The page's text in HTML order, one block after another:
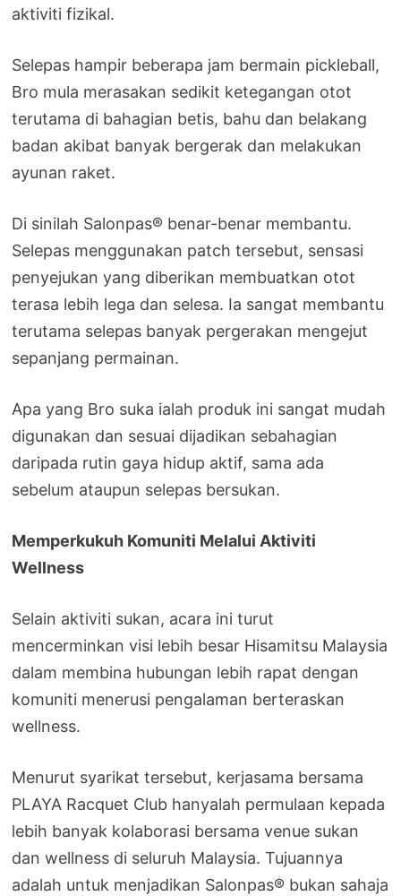
aktiviti fizikal.
Selepas hampir beberapa jam bermain pickleball,
Bro mula merasakan sedikit ketegangan otot
terutama di bahagian betis, bahu dan belakang
badan akibat banyak bergerak dan melakukan
ayunan raket.
Di sinilah Salonpas® benar-benar membantu.
Selepas menggunakan patch tersebut, sensasi
penyejukan yang diberikan membuatkan otot
terasa lebih lega dan selesa. Ia sangat membantu
terutama selepas banyak pergerakan mengejut
sepanjang permainan.
Apa yang Bro suka ialah produk ini sangat mudah
digunakan dan sesuai dijadikan sebahagian
daripada rutin gaya hidup aktif, sama ada
sebelum ataupun selepas bersukan.
Memperkukuh Komuniti Melalui Aktiviti
Wellness
Selain aktiviti sukan, acara ini turut
mencerminkan visi lebih besar Hisamitsu Malaysia
dalam membina hubungan lebih rapat dengan
komuniti menerusi pengalaman berteraskan
wellness.
Menurut syarikat tersebut, kerjasama bersama
PLAYA Racquet Club hanyalah permulaan kepada
lebih banyak kolaborasi bersama venue sukan
dan wellness di seluruh Malaysia. Tujuannya
adalah untuk menjadikan Salonpas® bukan sahaja